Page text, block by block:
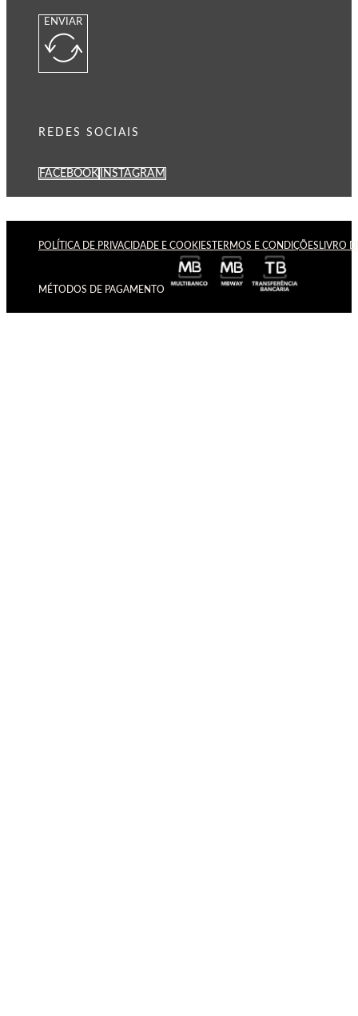
ENVIAR
REDES SOCIAIS
FACEBOOK INSTAGRAM
POLÍTICA DE PRIVACIDADE E COOKIES TERMOS E CONDIÇÕES LIVRO
MÉTODOS DE PAGAMENTO